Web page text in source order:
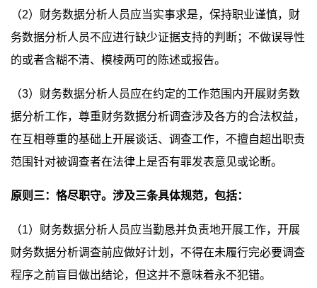
（2）财务数据分析人员应当实事求是，保持职业谨慎，财
务数据分析人员不应进行缺少证据支持的判断；不做误导性
的或者含糊不清、模棱两可的陈述或报告。
（3）财务数据分析人员应在约定的工作范围内开展财务数
据分析工作，尊重财务数据分析调查涉及各方的合法权益，
在互相尊重的基础上开展谈话、调查工作，不擅自超出职责
范围针对被调查者在法律上是否有罪发表意见或论断。
原则三：恪尽职守。涉及三条具体规范，包括：
（1）财务数据分析人员应当勤恳并负责地开展工作，开展
财务数据分析调查前应做好计划，不得在未履行完必要调查
程序之前盲目做出结论，但这并不意味着永不犯错。